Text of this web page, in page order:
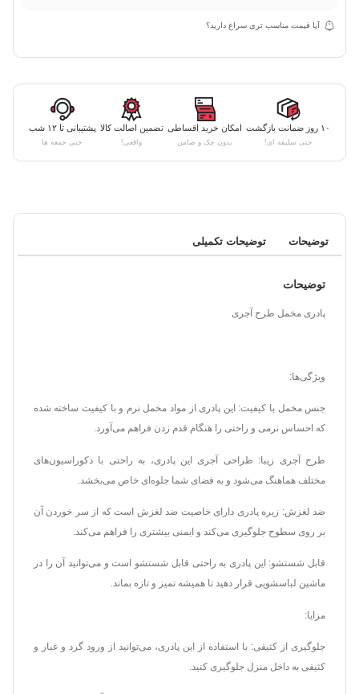
آیا قیمت مناسب تری سراغ دارید؟
۱۰ روز ضمانت بازگشت
حتی سلیقه ای!
امکان خرید اقساطی
بدون چک و ضامن
تضمین اصالت کالا
واقعی!
پشتیبانی تا ۱۲ شب
حتی جمعه ها
توضیحات توضیحات تکمیلی
توضیحات
پادری مخمل طرح آجری
ویژگی‌ها:
جنس مخمل با کیفیت: این پادری از مواد مخمل نرم و با کیفیت ساخته شده
که احساس نرمی و راحتی را هنگام قدم زدن فراهم می‌آورد.
طرح آجری زیبا: طراحی آجری این پادری، به راحتی با دکوراسیون‌های
مختلف هماهنگ می‌شود و به فضای شما جلوه‌ای خاص می‌بخشد.
ضد لغزش: زیره پادری دارای خاصیت ضد لغزش است که از سر خوردن آن
بر روی سطوح جلوگیری می‌کند و ایمنی بیشتری را فراهم می‌کند.
قابل شستشو: این پادری به راحتی قابل شستشو است و می‌توانید آن را در
ماشین لباسشویی قرار دهید تا همیشه تمیز و تازه بماند.
مزایا:
جلوگیری از کثیفی: با استفاده از این پادری، می‌توانید از ورود گرد و غبار و
کثیفی به داخل منزل جلوگیری کنید.